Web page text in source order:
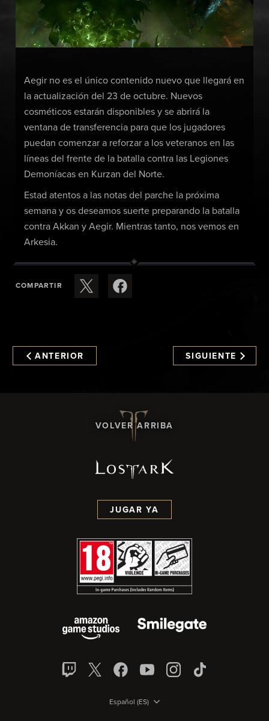
Aegir no es el único contenido nuevo que llegará en
la actualización del 23 de octubre. Nuevos
cosméticos estarán disponibles y se abrirá la
ventana de transferencia para que los jugadores
puedan comenzar a reforzar a los veteranos en las
líneas del frente de la batalla contra las Legiones
Demoníacas en Kurzan del Norte.
Estad atentos a las notas del parche la próxima
semana y os deseamos suerte preparando la batalla
contra Akkan y Aegir. Mientras tanto, nos vemos en
Arkesia.
COMPARTIR
ANTERIOR SIGUIENTE
VOLVER ARRIBA
JUGAR YA
Español (ES)